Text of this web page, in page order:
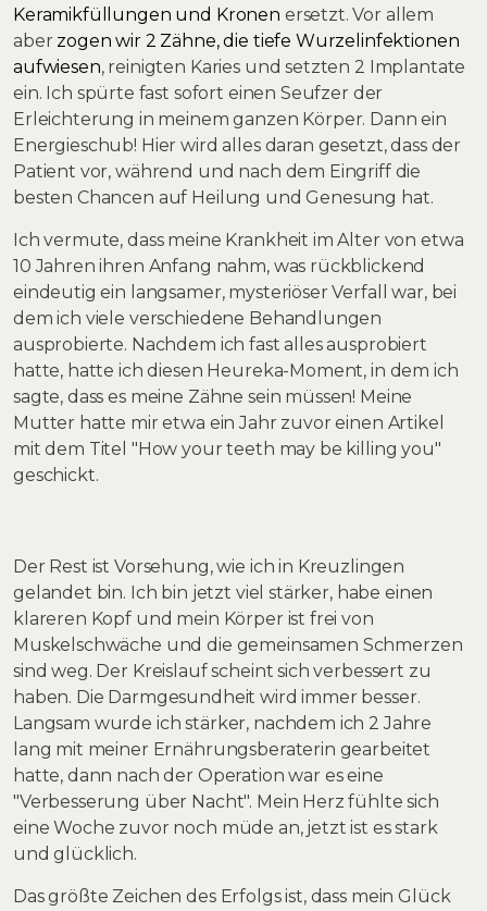
Keramikfüllungen und Kronen ersetzt. Vor allem
aber zogen wir 2 Zähne, die tiefe Wurzelinfektionen
aufwiesen, reinigten Karies und setzten 2 Implantate
ein. Ich spürte fast sofort einen Seufzer der
Erleichterung in meinem ganzen Körper. Dann ein
Energieschub! Hier wird alles daran gesetzt, dass der
Patient vor, während und nach dem Eingriff die
besten Chancen auf Heilung und Genesung hat.
Ich vermute, dass meine Krankheit im Alter von etwa
10 Jahren ihren Anfang nahm, was rückblickend
eindeutig ein langsamer, mysteriöser Verfall war, bei
dem ich viele verschiedene Behandlungen
ausprobierte. Nachdem ich fast alles ausprobiert
hatte, hatte ich diesen Heureka-Moment, in dem ich
sagte, dass es meine Zähne sein müssen! Meine
Mutter hatte mir etwa ein Jahr zuvor einen Artikel
mit dem Titel "How your teeth may be killing you"
geschickt.
Der Rest ist Vorsehung, wie ich in Kreuzlingen
gelandet bin. Ich bin jetzt viel stärker, habe einen
klareren Kopf und mein Körper ist frei von
Muskelschwäche und die gemeinsamen Schmerzen
sind weg. Der Kreislauf scheint sich verbessert zu
haben. Die Darmgesundheit wird immer besser.
Langsam wurde ich stärker, nachdem ich 2 Jahre
lang mit meiner Ernährungsberaterin gearbeitet
hatte, dann nach der Operation war es eine
"Verbesserung über Nacht". Mein Herz fühlte sich
eine Woche zuvor noch müde an, jetzt ist es stark
und glücklich.
Das größte Zeichen des Erfolgs ist, dass mein Glück